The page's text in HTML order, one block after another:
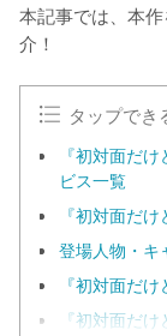
本記事では、本
介！
タップでき
『初対面だ
ビス一覧
『初対面だ
登場人物・キ
『初対面だ
『初対面だ